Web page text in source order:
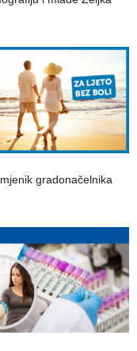
gradonačelnika